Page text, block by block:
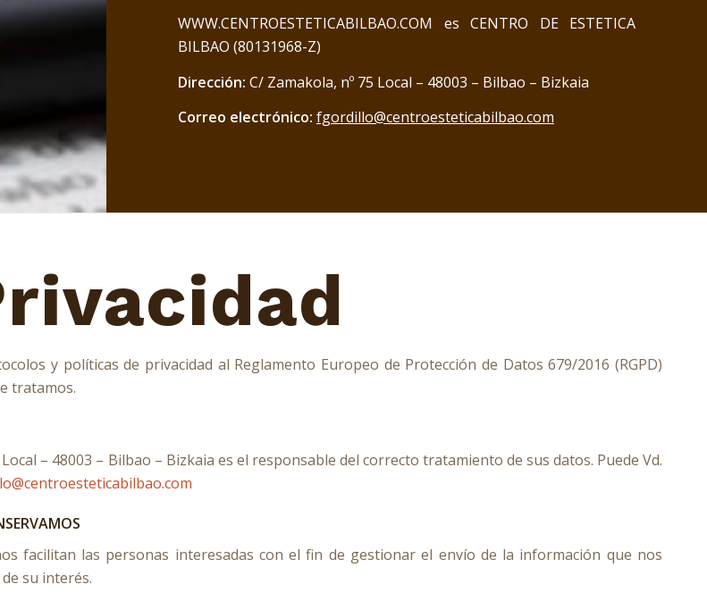
WWW.CENTROESTETICABILBAO.COM es CENTRO DE ESTETICA
BILBAO (80131968-Z)
Dirección: C/ Zamakola, nº 75 Local – 48003 – Bilbao – Bizkaia
Correo electrónico: fgordillo@centroesteticabilbao.com
y políticas de privacidad al Reglamento Europeo de Protección de Datos 679/2016 (RGPD)
tratamos.
– 48003 – Bilbao – Bizkaia es el responsable del correcto tratamiento de sus datos. Puede Vd.
facilitan las personas interesadas con el fin de gestionar el envío de la información que nos
su interés.